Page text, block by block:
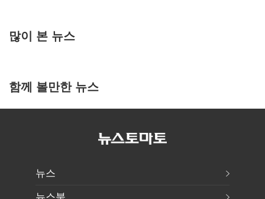
많이 본 뉴스
함께 볼만한 뉴스
뉴스